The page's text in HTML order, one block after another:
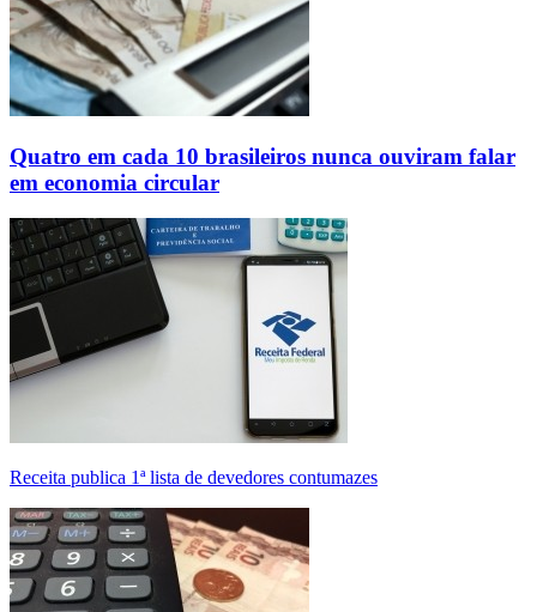
Quatro em cada 10 brasileiros nunca ouviram falar
em economia circular
Receita publica 1ª lista de devedores contumazes